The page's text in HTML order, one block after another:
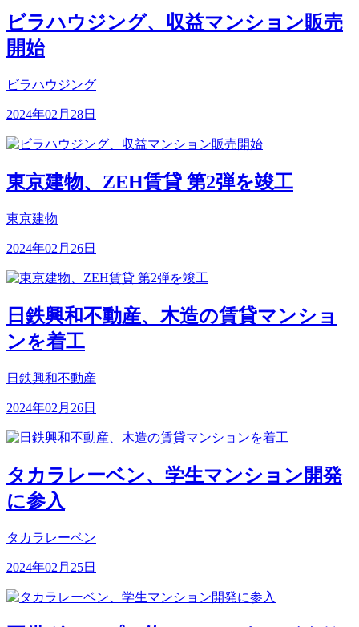
ビラハウジング、収益マンション販売
開始
ビラハウジング
2024年02月28日
東京建物、ZEH賃貸 第2弾を竣工
東京建物
2024年02月26日
日鉄興和不動産、木造の賃貸マンショ
ンを着工
日鉄興和不動産
2024年02月26日
タカラレーベン、学生マンション開発
に参入
タカラレーベン
2024年02月25日